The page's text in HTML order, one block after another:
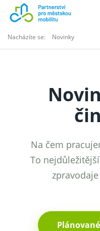
Nacházíte se: Novinky
Na čem
To